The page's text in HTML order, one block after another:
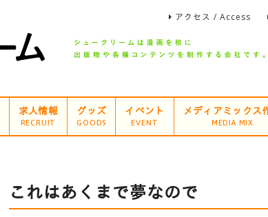
アクセス / Access
求人情報
RECRUIT
グッズ
GOODS
イベント
EVENT
メディアミックス
MEDIA MIX
これはあくまで夢なので